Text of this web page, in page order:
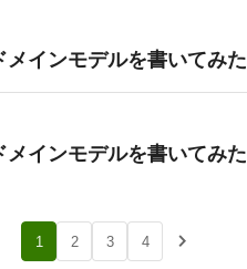
インモデルを書いてみた
インモデルを書いてみた
1 2 3 4 navigate_next